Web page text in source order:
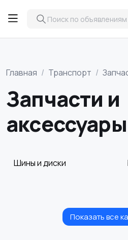
Главная Транспорт
Запчасти и
аксессуары
Шины и диски
Автоэлектроника иПоказать все